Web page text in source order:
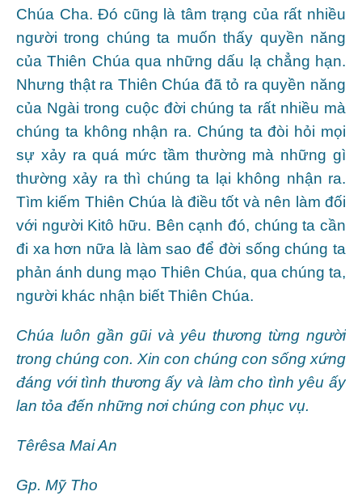
Chúa Cha. Đó cũng là tâm trạng của rất nhiều
người trong chúng ta muốn thấy quyền năng
của Thiên Chúa qua những dấu lạ chẳng hạn.
Nhưng thật ra Thiên Chúa đã tỏ ra quyền năng
của Ngài trong cuộc đời chúng ta rất nhiều mà
chúng ta không nhận ra. Chúng ta đòi hỏi mọi
sự xảy ra quá mức tầm thường mà những gì
thường xảy ra thì chúng ta lại không nhận ra.
Tìm kiếm Thiên Chúa là điều tốt và nên làm đối
với người Kitô hữu. Bên cạnh đó, chúng ta cần
đi xa hơn nữa là làm sao để đời sống chúng ta
phản ánh dung mạo Thiên Chúa, qua chúng ta,
người khác nhận biết Thiên Chúa.
Chúa luôn gần gũi và yêu thương từng người
trong chúng con. Xin con chúng con sống xứng
đáng với tình thương ấy và làm cho tình yêu ấy
lan tỏa đến những nơi chúng con phục vụ.
Têrêsa Mai An
Gp. Mỹ Tho